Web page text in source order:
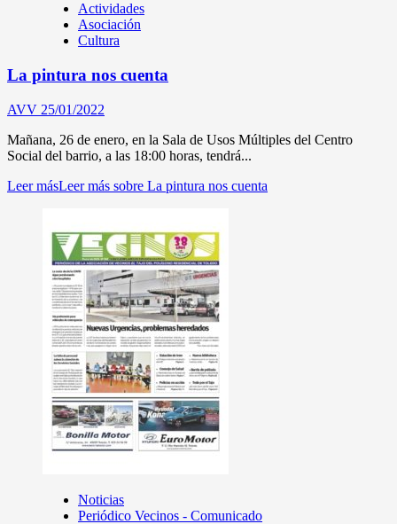
Actividades
Asociación
Cultura
La pintura nos cuenta
AVV 25/01/2022
Mañana, 26 de enero, en la Sala de Usos Múltiples del Centro
Social del barrio, a las 18:00 horas, tendrá...
Leer másLeer más sobre La pintura nos cuenta
Noticias
Periódico Vecinos - Comunicado